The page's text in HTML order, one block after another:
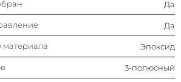
Да
Да
материала Эпоксид
3-полюсный